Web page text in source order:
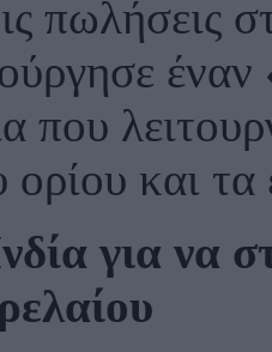
πωλήσεις
που
και
για να